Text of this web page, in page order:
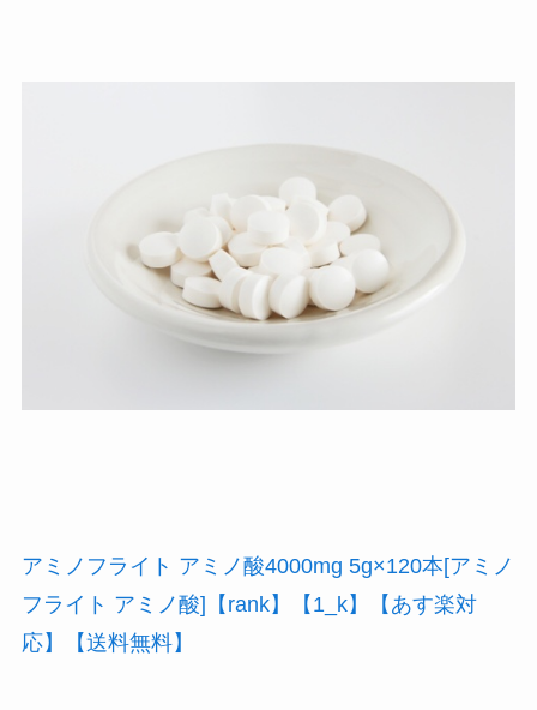
アミノフライト アミノ酸4000mg 5g×120本[アミノ
フライト アミノ酸]【rank】【1_k】【あす楽対
応】【送料無料】